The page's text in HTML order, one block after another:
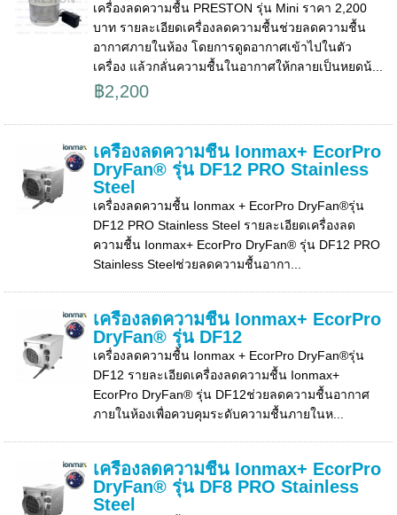
เครื่องลดความชื้น PRESTON รุ่น Mini ราคา 2,200
บาท รายละเอียดเครื่องลดความชื้นช่วยลดความชื้น
อากาศภายในห้อง โดยการดูดอากาศเข้าไปในตัว
เครื่อง แล้วกลั่นความชื้นในอากาศให้กลายเป็นหยดน้...
฿2,200
เครื่องลดความชื้น Ionmax+ EcorPro
DryFan® รุ่น DF12 PRO Stainless
Steel
เครื่องลดความชื้น Ionmax + EcorPro DryFan®รุ่น
DF12 PRO Stainless Steel รายละเอียดเครื่องลด
ความชื้น Ionmax+ EcorPro DryFan® รุ่น DF12 PRO
Stainless Steelช่วยลดความชื้นอากา...
เครื่องลดความชื้น Ionmax+ EcorPro
DryFan® รุ่น DF12
เครื่องลดความชื้น Ionmax + EcorPro DryFan®รุ่น
DF12 รายละเอียดเครื่องลดความชื้น Ionmax+
EcorPro DryFan® รุ่น DF12ช่วยลดความชื้นอากาศ
ภายในห้องเพื่อควบคุมระดับความชื้นภายในห...
เครื่องลดความชื้น Ionmax+ EcorPro
DryFan® รุ่น DF8 PRO Stainless
Steel